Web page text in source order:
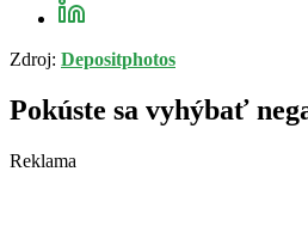
Zdroj: Depositphotos
Pokúste sa vyhýbať
Reklama